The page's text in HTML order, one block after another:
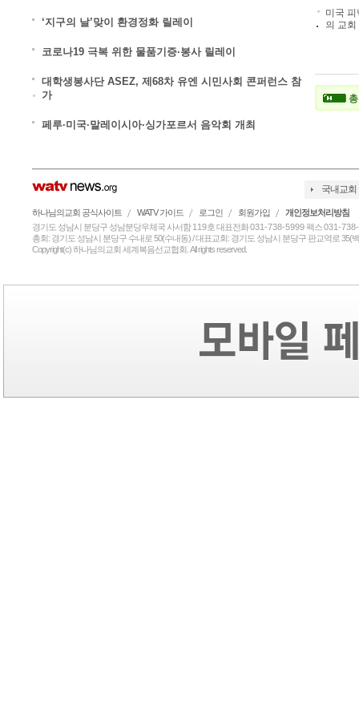
‘지구의 날’맞이 환경정화 릴레이
코로나19 극복 위한 물품기증·봉사 릴레이
대학생봉사단 ASEZ, 제68차 유엔 시민사회 콘퍼런스 참
가
페루·미국·말레이시아·싱가포르서 음악회 개최
미국
의 교회
국내교회
하나님의교회 공식사이트 WATV 가이드 로그인 회원가입
개인정보처리방침
경기도 성남시 분당구 성남분당우체국 사서함119호 대표전화031-738-5999 팩스031-
총회: 경기도 성남시 분당구 수내로 50(수내동) / 대표교회: 경기도 성남시 분당구 판교역로 35(
Copyright(c) 하나님의교회 세계복음선교협회. All rights reserved.